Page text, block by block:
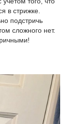
в стрижке.
подстричь
сложного нет.